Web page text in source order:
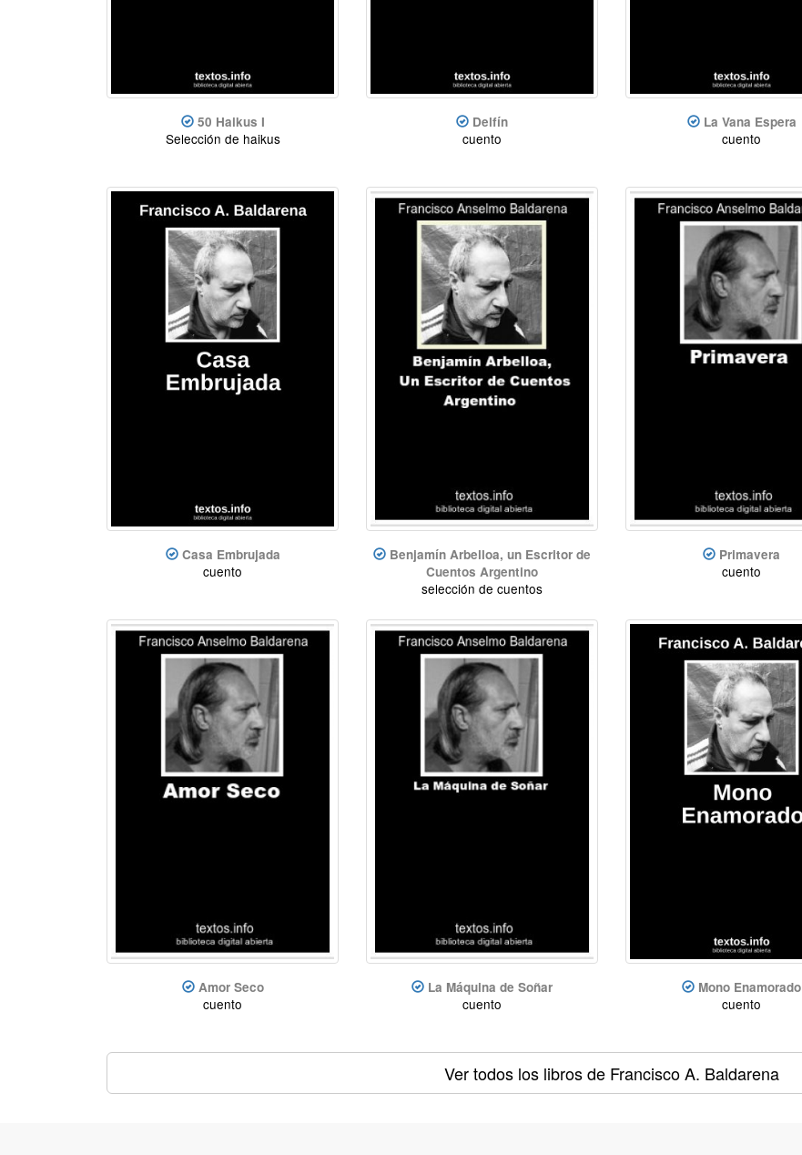
50 Haikus I
Selección de haikus
Delfín
cuento
La Vana Espera
cuento
Casa Embrujada
cuento
Benjamín Arbelloa, un Escritor de
Cuentos Argentino
selección de cuentos
Primavera
cuento
Amor Seco
cuento
La Máquina de Soñar
cuento
Mono Enamorado
cuento
Ver todos los librosde Francisco A. Baldarena